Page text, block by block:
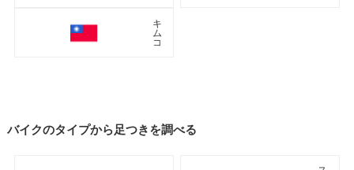
キ
ム
コ
バイクのタイプから足つきを調べる